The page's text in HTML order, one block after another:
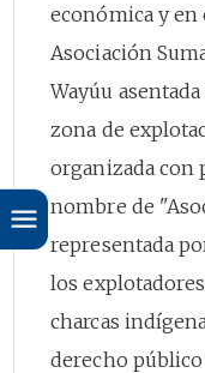
económica y en
Asociación
Wayúu
zona de
organizada con
nombre de
representada
los
charcas
derecho